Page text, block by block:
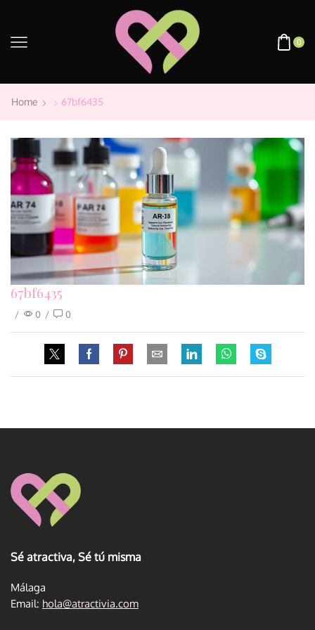
0
Home 67bf6435
67bf6435
/ 0 / 0
Sé atractiva, Sé tú misma
Málaga
Email: hola@atractivia.com